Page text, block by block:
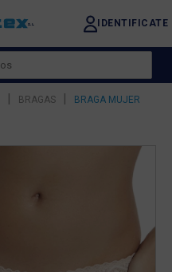
IDENTIFICATE
| BRAGAS |
BRAGA MUJER